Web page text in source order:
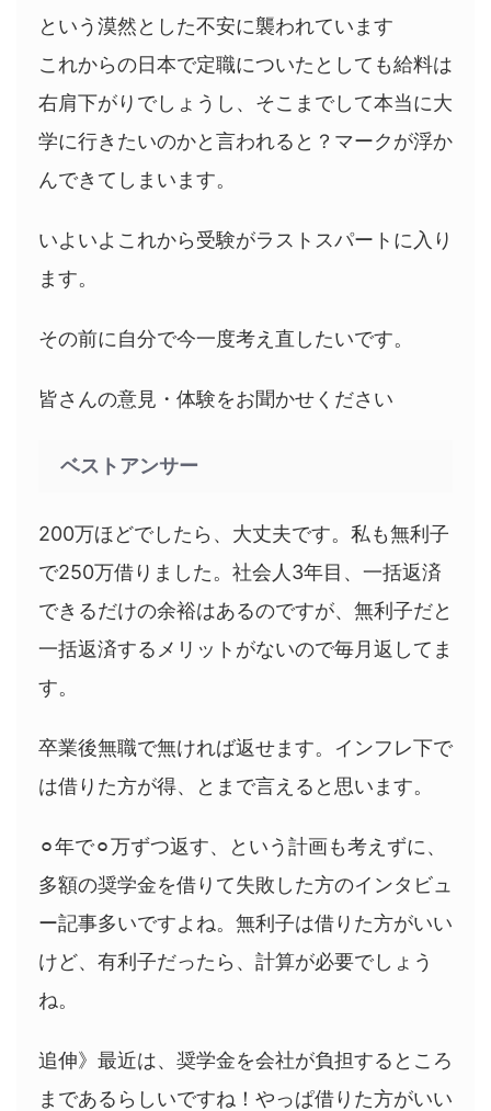
という漠然とした不安に襲われています
これからの日本で定職についたとしても給料は
右肩下がりでしょうし、そこまでして本当に大
学に行きたいのかと言われると？マークが浮か
んできてしまいます。
いよいよこれから受験がラストスパートに入り
ます。
その前に自分で今一度考え直したいです。
皆さんの意見・体験をお聞かせください
ベストアンサー
200万ほどでしたら、大丈夫です。私も無利子
で250万借りました。社会人3年目、一括返済
できるだけの余裕はあるのですが、無利子だと
一括返済するメリットがないので毎月返してま
す。
卒業後無職で無ければ返せます。インフレ下で
は借りた方が得、とまで言えると思います。
⚪︎年で⚪︎万ずつ返す、という計画も考えずに、
多額の奨学金を借りて失敗した方のインタビュ
ー記事多いですよね。無利子は借りた方がいい
けど、有利子だったら、計算が必要でしょう
ね。
追伸》最近は、奨学金を会社が負担するところ
まであるらしいですね！やっぱ借りた方がいい